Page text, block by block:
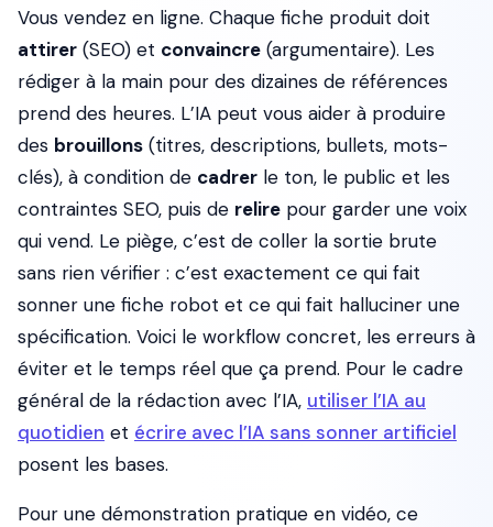
Vous vendez en ligne. Chaque fiche produit doit
attirer (SEO) et convaincre (argumentaire). Les
rédiger à la main pour des dizaines de références
prend des heures. L’IA peut vous aider à produire
des brouillons (titres, descriptions, bullets, mots-
clés), à condition de cadrer le ton, le public et les
contraintes SEO, puis de relire pour garder une voix
qui vend. Le piège, c’est de coller la sortie brute
sans rien vérifier : c’est exactement ce qui fait
sonner une fiche robot et ce qui fait halluciner une
spécification. Voici le workflow concret, les erreurs à
éviter et le temps réel que ça prend. Pour le cadre
général de la rédaction avec l’IA, utiliser l’IA au
quotidien et écrire avec l’IA sans sonner artificiel
posent les bases.
Pour une démonstration pratique en vidéo, ce